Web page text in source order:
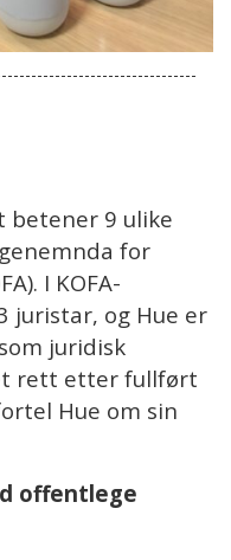
betener 9 ulike
for
I KOFA-
juristar, og Hue er
juridisk
rett etter fullført
Hue om sin
offentlege